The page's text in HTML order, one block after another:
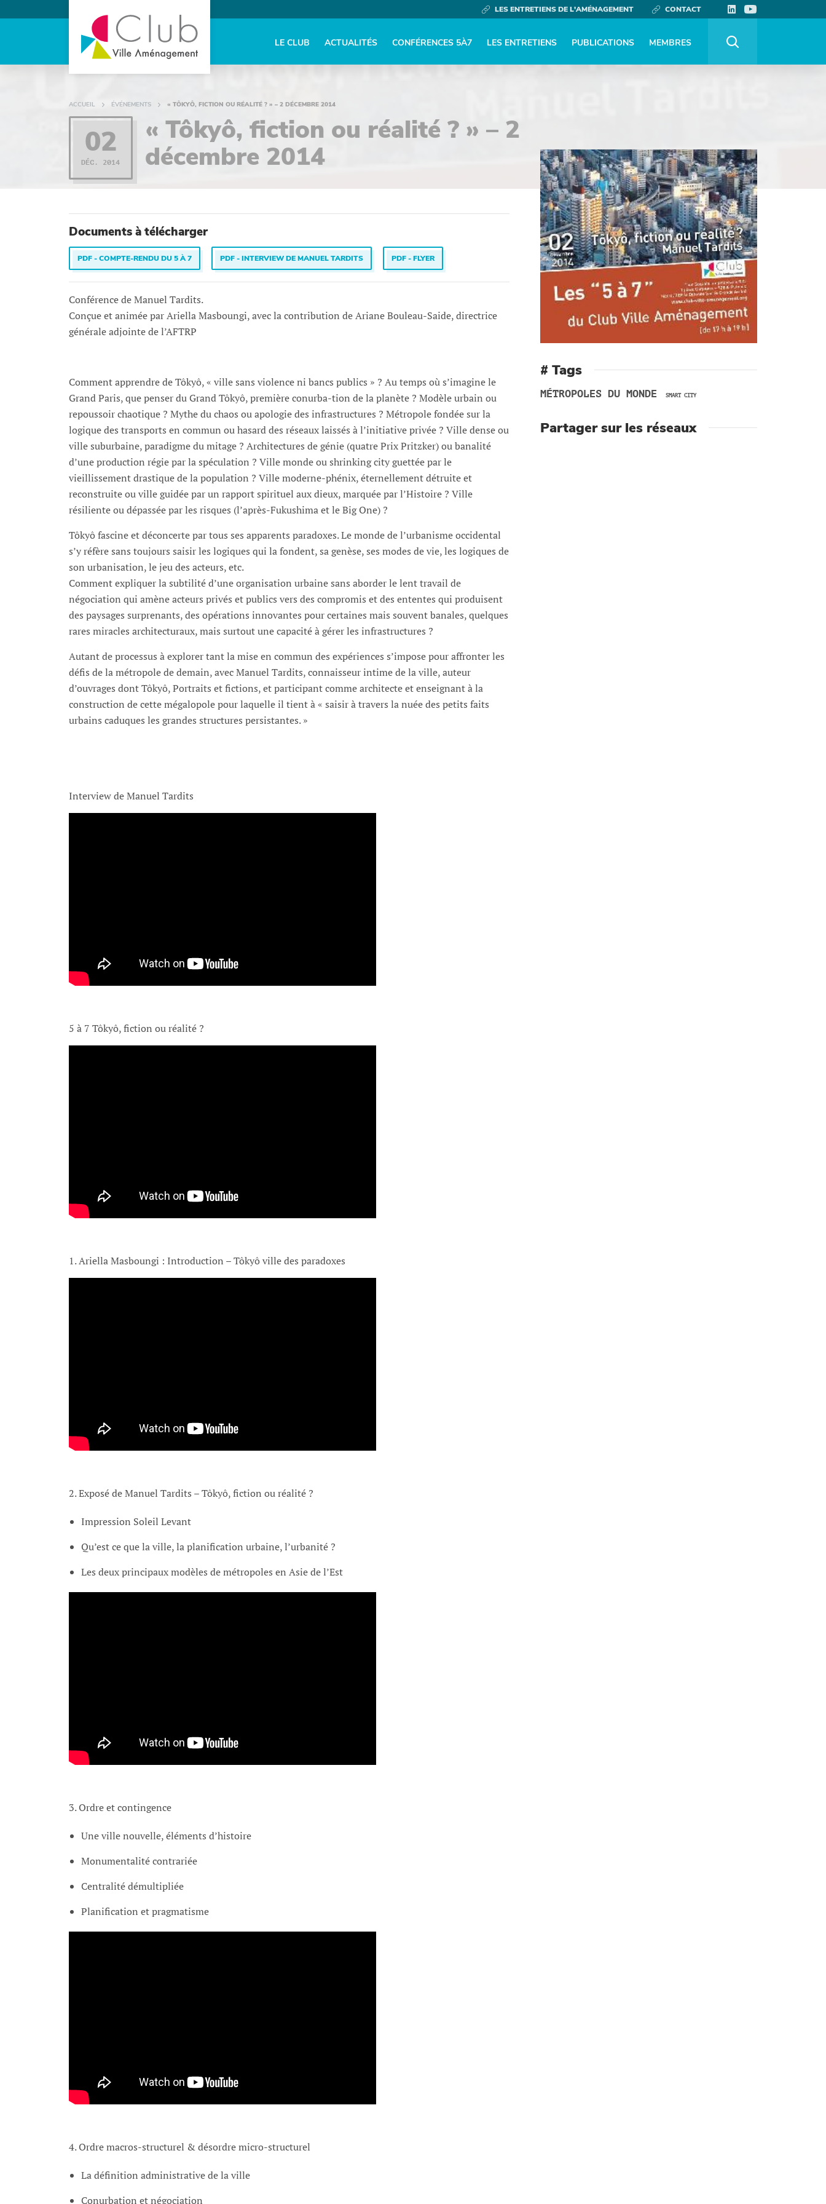
LES ENTRETIENS DE L'AMÉNAGEMENT CONTACT
LE CLUB ACTUALITÉS CONFÉRENCES 5À7 LES ENTRETIENS PUBLICATIONS MEMBRES
ACCUEIL ÉVÉNEMENTS « TÔKYÔ, FICTION OU RÉALITÉ ? » – 2 DÉCEMBRE 2014
02
DÉC. 2014
« Tôkyô, fiction ou réalité ? » – 2
décembre 2014
Documents à télécharger
PDF - COMPTE-RENDU DU 5 À 7 PDF - INTERVIEW DE MANUEL TARDITS PDF - FLYER
Conférence de Manuel Tardits.
Conçue et animée par Ariella Masboungi, avec la contribution de Ariane Bouleau-Saide, directrice
générale adjointe de l’AFTRP
Comment apprendre de Tôkyô, « ville sans violence ni bancs publics » ? Au temps où s’imagine le
Grand Paris, que penser du Grand Tôkyô, première conurba-tion de la planète ? Modèle urbain ou
repoussoir chaotique ? Mythe du chaos ou apologie des infrastructures ? Métropole fondée sur la
logique des transports en commun ou hasard des réseaux laissés à l’initiative privée ? Ville dense ou
ville suburbaine, paradigme du mitage ? Architectures de génie (quatre Prix Pritzker) ou banalité
d’une production régie par la spéculation ? Ville monde ou shrinking city guettée par le
vieillissement drastique de la population ? Ville moderne-phénix, éternellement détruite et
reconstruite ou ville guidée par un rapport spirituel aux dieux, marquée par l’Histoire ? Ville
résiliente ou dépassée par les risques (l’après-Fukushima et le Big One) ?
Tôkyô fascine et déconcerte par tous ses apparents paradoxes. Le monde de l’urbanisme occidental
s’y réfère sans toujours saisir les logiques qui la fondent, sa genèse, ses modes de vie, les logiques de
son urbanisation, le jeu des acteurs, etc.
Comment expliquer la subtilité d’une organisation urbaine sans aborder le lent travail de
négociation qui amène acteurs privés et publics vers des compromis et des ententes qui produisent
des paysages surprenants, des opérations innovantes pour certaines mais souvent banales, quelques
rares miracles architecturaux, mais surtout une capacité à gérer les infrastructures ?
Autant de processus à explorer tant la mise en commun des expériences s’impose pour affronter les
défis de la métropole de demain, avec Manuel Tardits, connaisseur intime de la ville, auteur
d’ouvrages dont Tôkyô, Portraits et fictions, et participant comme architecte et enseignant à la
construction de cette mégalopole pour laquelle il tient à « saisir à travers la nuée des petits faits
urbains caduques les grandes structures persistantes. »
Interview de Manuel Tardits
5 à 7 Tôkyô, fiction ou réalité ?
1. Ariella Masboungi : Introduction – Tôkyô ville des paradoxes
2. Exposé de Manuel Tardits – Tôkyô, fiction ou réalité ?
Impression Soleil Levant
Qu’est ce que la ville, la planification urbaine, l’urbanité ?
Les deux principaux modèles de métropoles en Asie de l’Est
3. Ordre et contingence
Une ville nouvelle, éléments d’histoire
Monumentalité contrariée
Centralité démultipliée
Planification et pragmatisme
4. Ordre macros-structurel & désordre micro-structurel
La définition administrative de la ville
Conurbation et négociation
# Tags
MÉTROPOLES DU MONDE SMART CITY
Partager sur les réseaux